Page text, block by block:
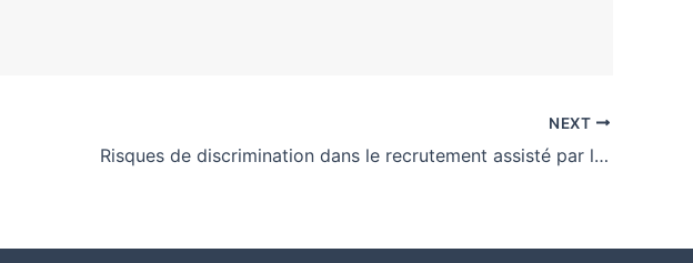
NEXT
Risques de discrimination dans le recrutement assisté par l’IA en 2026